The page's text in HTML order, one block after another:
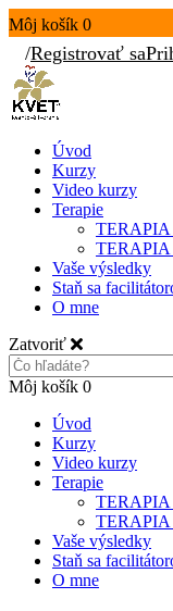
Môj košík 0
/Registrovať sa
Úvod
Kurzy
Video kurzy
Terapie
Vaše výsledky
Staň sa
O mne
Zatvoriť
Môj košík 0
Úvod
Kurzy
Video kurzy
Terapie
Vaše výsledky
Staň sa
O mne